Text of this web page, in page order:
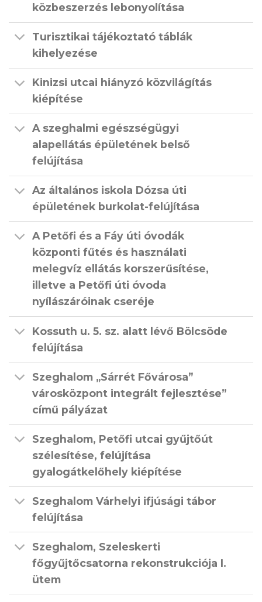
közbeszerzés lebonyolítása
Turisztikai tájékoztató táblák
kihelyezése
Kinizsi utcai hiányzó közvilágítás
kiépítése
A szeghalmi egészségügyi
alapellátás épületének belső
felújítása
Az általános iskola Dózsa úti
épületének burkolat-felújítása
A Petőfi és a Fáy úti óvodák
központi fűtés és használati
melegvíz ellátás korszerűsítése,
illetve a Petőfi úti óvoda
nyílászáróinak cseréje
Kossuth u. 5. sz. alatt lévő Bölcsöde
felújítása
Szeghalom „Sárrét Fővárosa”
városközpont integrált fejlesztése”
című pályázat
Szeghalom, Petőfi utcai gyűjtőút
szélesítése, felújítása
gyalogátkelőhely kiépítése
Szeghalom Várhelyi ifjúsági tábor
felújítása
Szeghalom, Szeleskerti
főgyűjtőcsatorna rekonstrukciója I.
ütem